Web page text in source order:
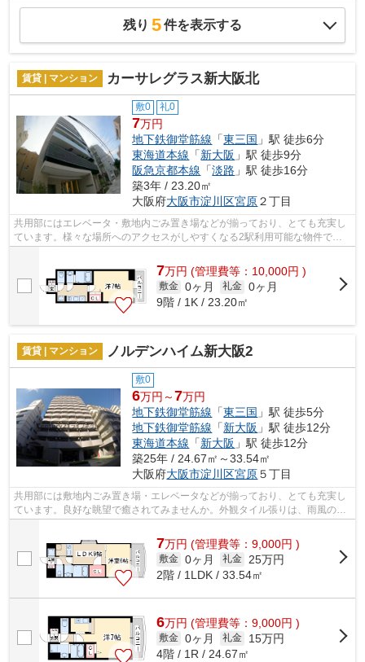
残り 5件を表示する
賃貸 | マンション カーサレグラス新大阪北
敷0 礼0
7万円
地下鉄御堂筋線 「東三国 」駅 徒歩6分
東海道本線 「新大阪 」駅 徒歩9分
阪急京都本線 「淡路 」駅 徒歩16分
築3年 / 23.20㎡
大阪府大阪市淀川区宮原２丁目
共用部にはエレベータ・敷地内ごみ置き場などが揃っており、とても充実し
ています。様々な場所へのアクセスがしやすくなる2駅利用可能な物件で
7万円 (管理費等：10,000円 )
敷金 0ヶ月 礼金 0ヶ月
9階 / 1K / 23.20㎡
賃貸 | マンション ノルデンハイム新大阪2
敷0
6万円～7万円
地下鉄御堂筋線 「東三国 」駅 徒歩5分
地下鉄御堂筋線 「新大阪 」駅 徒歩12分
東海道本線 「新大阪 」駅 徒歩12分
築25年 / 24.67㎡～33.54㎡
大阪府大阪市淀川区宮原５丁目
共用部には敷地内ごみ置き場・エレベータなどが揃っており、とても充実し
ています。良好な眺望で癒されてみませんか。外観タイル張りは、雨風の侵
7万円 (管理費等：9,000円 )
敷金 0ヶ月 礼金
25万円
2階 / 1LDK / 33.54㎡
6万円 (管理費等：9,000円 )
敷金 0ヶ月 礼金
15万円
4階 / 1R / 24.67㎡